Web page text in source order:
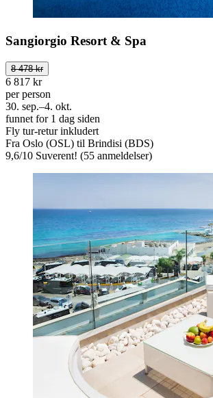
Sangiorgio Resort & Spa
8 478 kr
6 817 kr
per person
30. sep.–4. okt.
funnet for 1 dag siden
Fly tur-retur inkludert
Fra Oslo (OSL) til Brindisi (BDS)
9,6/10 Suverent! (55 anmeldelser)